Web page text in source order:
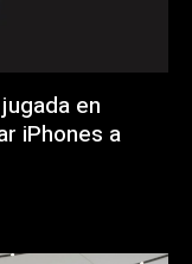
en
iPhones a